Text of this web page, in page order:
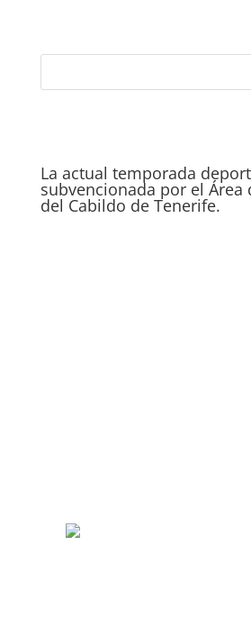
La actual temporada
subvencionada por el Área
del Cabildo de Tenerife.